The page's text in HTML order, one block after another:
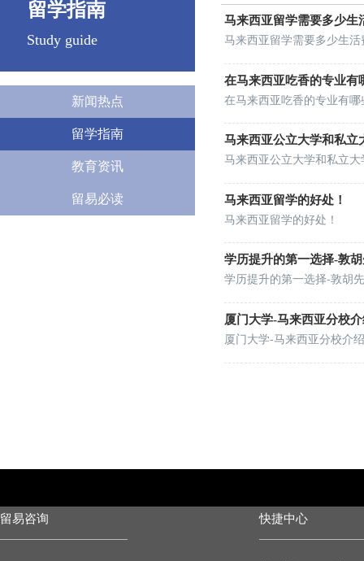
留学指南
Study guide
马来西亚留学需要多少生
马来西亚留学需要多少生活
在马来西亚吃香的专业有
在马来西亚吃香的专业有哪
马来西亚公立大学和私立
马来西亚公立大学和私立大
马来西亚留学的好处！
马来西亚留学的好处！
学历提升的第一选择-敦
学历提升的第一选择-敦胡
厦门大学-马来西亚分校
厦门大学-马来西亚分校介绍
新闻热点
留学指南
教育资讯
留易必读
留易咨询 快捷中心